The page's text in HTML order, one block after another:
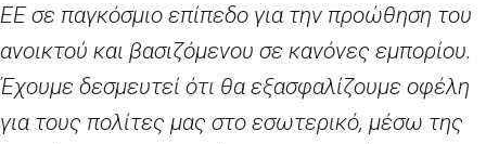
ΕΕ σε παγκόσμιο επίπεδο για την προώθηση του
ανοικτού και βασιζόμενου σε κανόνες εμπορίου.
Έχουμε δεσμευτεί ότι θα εξασφαλίζουμε οφέλη
για τους πολίτες μας στο εσωτερικό, μέσω της